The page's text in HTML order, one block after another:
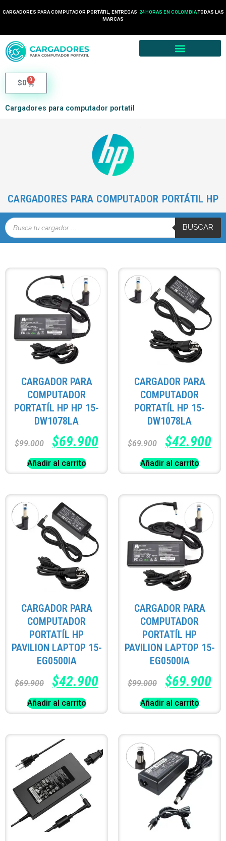
CARGADORES PARA COMPUTADOR PORTÁTIL, ENTREGAS 24 HORAS EN COLOMBIATODAS LAS
MARCAS
$0 0
Cargadores para computador portatil
CARGADORES PARA COMPUTADOR PORTÁTIL HP
BUSCAR
CARGADOR PARA
COMPUTADOR
PORTATÍL HP HP 15-
DW1078LA
$99.000 $69.900
Añadir al carrito
CARGADOR PARA
COMPUTADOR
PORTATÍL HP 15-
DW1078LA
$69.900 $42.900
Añadir al carrito
CARGADOR PARA
COMPUTADOR
PORTATÍL HP
PAVILION LAPTOP 15-
EG0500IA
$69.900 $42.900
Añadir al carrito
CARGADOR PARA
COMPUTADOR
PORTATÍL HP
PAVILION LAPTOP 15-
EG0500IA
$99.000 $69.900
Añadir al carrito